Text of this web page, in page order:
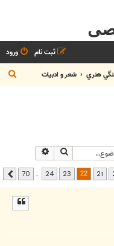
ورود
ثبت نام
هنري شعر و ادبيات
ج
س
جستجو
21
22
23
24
…
70 بعدی